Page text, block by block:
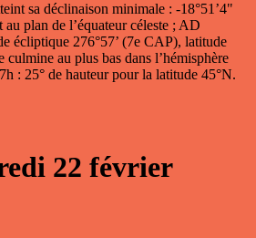
sa déclinaison minimale: -18°51’4"
plan de l’équateur céleste ; AD
écliptique 276°57’ (7e CAP), latitude
culmine au plus bas dans l’hémisphère
: 25° de hauteur pour la latitude 45°N.
22 février